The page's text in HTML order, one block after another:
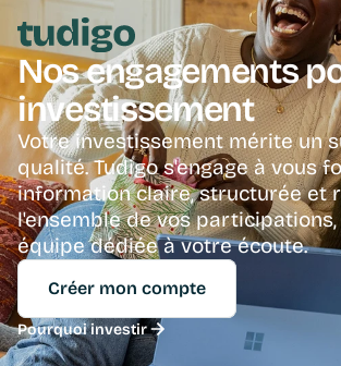
Nos engagements
investissement
Votre investissement mérite un
qualité. Tudigo s'engage à vous
information claire, structurée et
l'ensemble de vos participations,
équipe dédiée à votre écoute.
Créer mon compte
Pourquoi investir